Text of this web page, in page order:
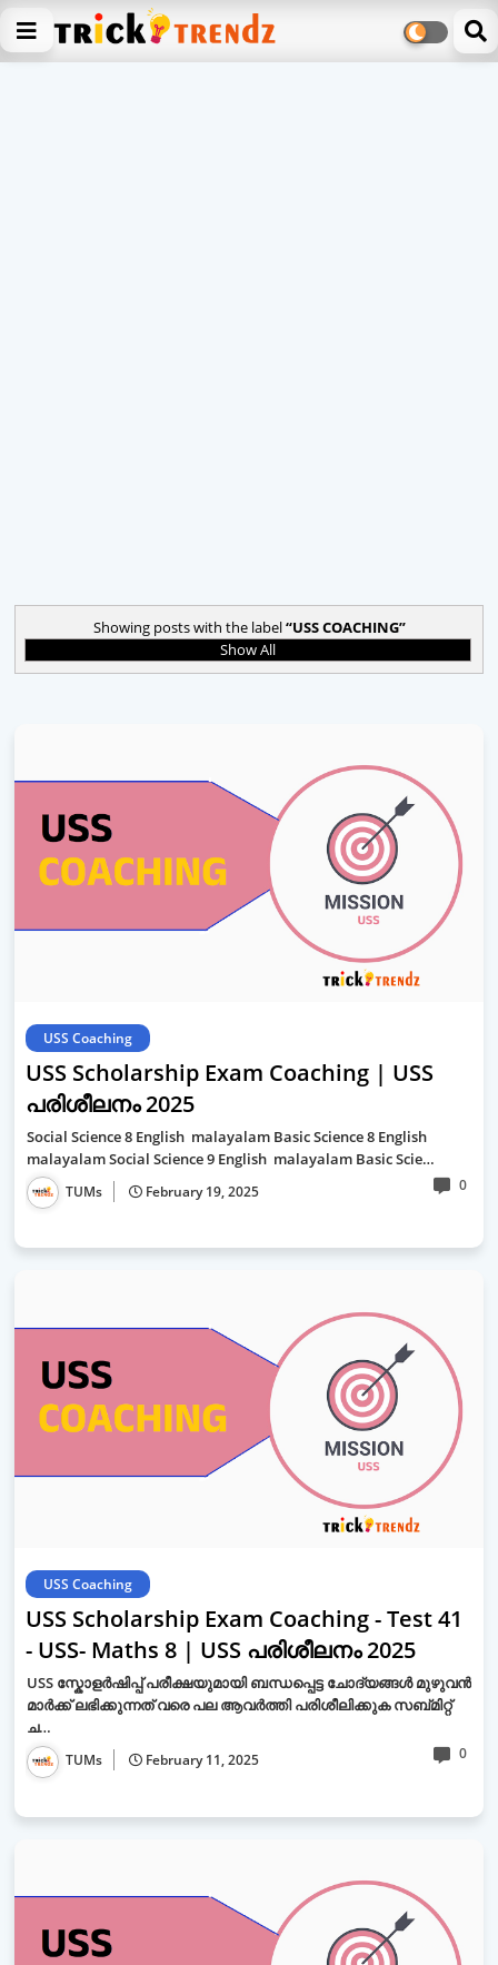
Showing posts with the label USS COACHING
Show All
USS Coaching
USS Scholarship Exam Coaching | USS
പരിശീലനം 2025
Social Science 8 English malayalam Basic Science 8 English
malayalam Social Science 9 English malayalam Basic Scie…
TUMs February 19, 2025 0
USS Coaching
USS Scholarship Exam Coaching - Test 41
- USS- Maths 8 | USS പരിശീലനം 2025
USS സ്കോളർഷിപ്പ് പരീക്ഷയുമായി ബന്ധപ്പെട്ട ചോദ്യങ്ങൾ മുഴുവൻ
മാർക്ക് ലഭിക്കുന്നത് വരെ പല ആവർത്തി പരിശീലിക്കുക സബ്മിറ്റ്
ച…
TUMs February 11, 2025 0